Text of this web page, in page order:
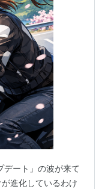
ート」の波が来て
進化しているわけ